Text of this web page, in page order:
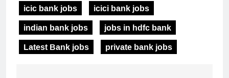
icic bank jobs
icici bank jobs
indian bank jobs
jobs in hdfc bank
Latest Bank jobs
private bank jobs